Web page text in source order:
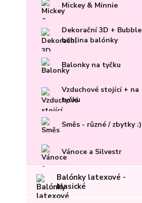
Mickey & Minnie
Dekorační 3D + Bubble
bublina balónky
Balonky na tyčku
Vzduchové stojící + na
tyčku
Směs - různé / zbytky :)
Vánoce a Silvestr
Balónky latexové -
klasické